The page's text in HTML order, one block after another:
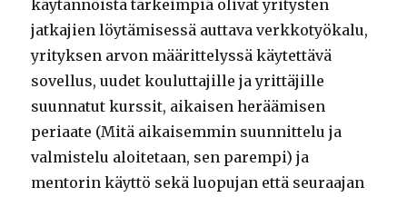
käytännöistä tärkeimpiä olivat yritysten
jatkajien löytämisessä auttava verkkotyökalu,
yrityksen arvon määrittelyssä käytettävä
sovellus, uudet kouluttajille ja yrittäjille
suunnatut kurssit, aikaisen heräämisen
periaate (Mitä aikaisemmin suunnittelu ja
valmistelu aloitetaan, sen parempi) ja
mentorin käyttö sekä luopujan että seuraajan